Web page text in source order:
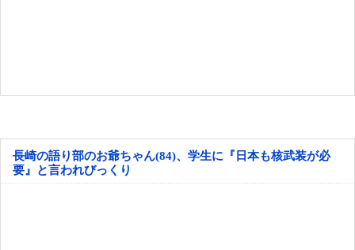
長崎の語り部のお爺ちゃん(84)、学生に『日本も核武装が必
要』と言われびっくり